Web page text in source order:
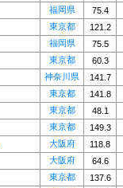
福岡県
75.4
東京都
121.2
福岡県
75.5
東京都
60.3
神奈川県
141.7
東京都
141.8
東京都
48.1
東京都
149.3
大阪府
118.8
大阪府
64.6
東京都
137.6